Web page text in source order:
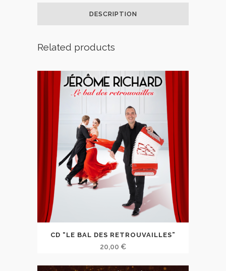
DESCRIPTION
Related products
CD “LE BAL DES RETROUVAILLES”
20,00 €